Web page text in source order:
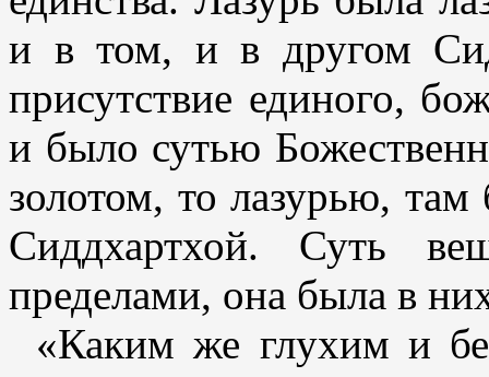
и в том, и в другом
присутствие единого,
и было сутью
золотом, то лазурью,
Сиддхартхой. Суть
пределами, она была в
«Каким же глухим и